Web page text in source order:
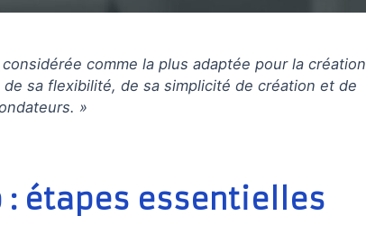
comme la plus adaptée pour la création
sa flexibilité, de sa simplicité de création et de
»
: étapes essentielles